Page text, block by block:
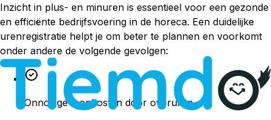
Inzicht in plus- en minuren is essentieel voor een gezonde
en efficiënte bedrijfsvoering in de horeca. Een duidelijke
urenregistratie helpt je om beter te plannen en voorkomt
onder andere de volgende gevolgen:
Onnodige loonkosten door overuren